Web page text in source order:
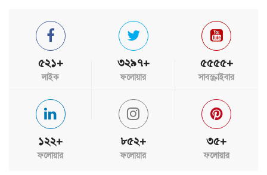
৫২১+
লাইক
৩২৯৭+
ফলোয়ার
৫৫৫৫+
সাবস্ক্রাইবার
১২২+
ফলোয়ার
৮৫২+
ফলোয়ার
৩৫+
ফলোয়ার